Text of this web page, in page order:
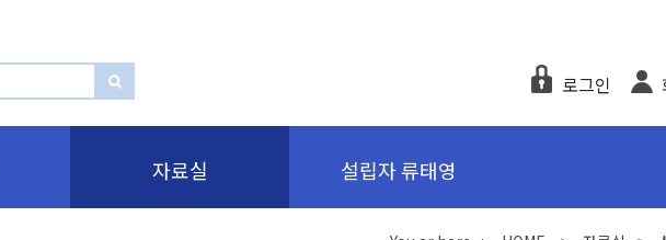
로그인
자료실 설립자 류태영